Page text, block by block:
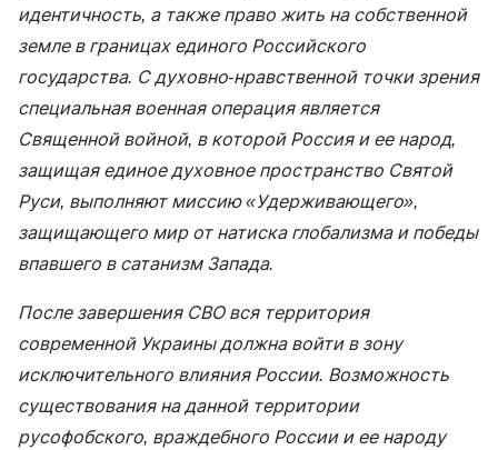
идентичность, а также право жить на собственной
земле в границах единого Российского
государства. С духовно-нравственной точки зрения
специальная военная операция является
Священной войной, в которой Россия и ее народ,
защищая единое духовное пространство Святой
Руси, выполняют миссию «Удерживающего»,
защищающего мир от натиска глобализма и победы
впавшего в сатанизм Запада.
После завершения СВО вся территория
современной Украины должна войти в зону
исключительного влияния России. Возможность
существования на данной территории
русофобского, враждебного России и ее народу